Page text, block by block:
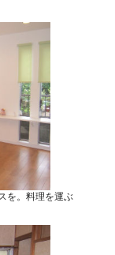
を。料理を運ぶ